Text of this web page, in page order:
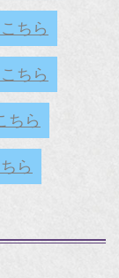
ちら
ちら
ちら
ら